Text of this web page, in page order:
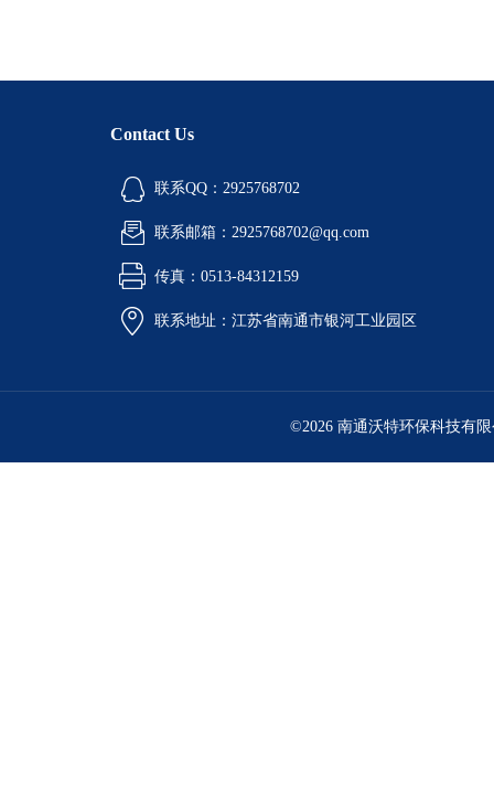
Contact Us
联系QQ：2925768702
联系邮箱：2925768702@qq.com
传真：0513-84312159
联系地址：江苏省南通市银河工业园区
©2026 南通沃特环保科技有